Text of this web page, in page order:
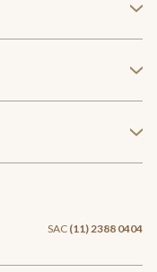
+
+
+
SAC (11) 2388 0404